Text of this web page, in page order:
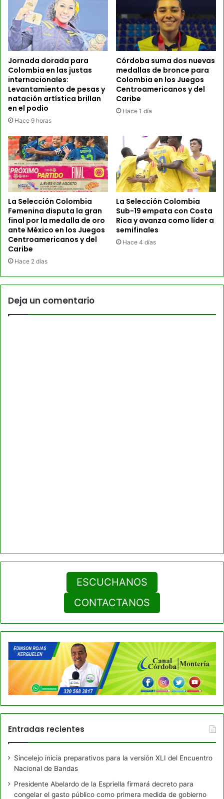
Jornada dorada para
Colombia en las justas
internacionales:
Levantamiento de pesas y
natación artística brillan
en el podio
Hace 9 horas
Córdoba suma dos nuevas
medallas de bronce para
Colombia en los Juegos
Centroamericanos y del
Caribe
Hace 1 día
La Selección Colombia
Femenina disputa la gran
final por la medalla de oro
ante México en los Juegos
Centroamericanos y del
Caribe
Hace 2 días
La Selección Colombia
Sub-19 empata con Costa
Rica y avanza como líder a
semifinales
Hace 4 días
Deja un comentario
ESCUCHANOS
CONTACTANOS
Entradas recientes
Sincelejo inicia preparativos para la versión XLI del Encuentro
Nacional de Bandas
Presidente Abelardo de la Espriella firmará decreto para
congelar el gasto público como primera medida de gobierno